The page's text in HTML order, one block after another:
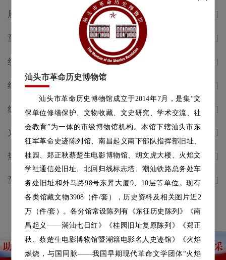
汕头市革命历史博物馆
汕头市革命历史博物馆成立于2014年7月，是集“文
保单位修缮保护、文物收藏、文史研究、学术交流、社
会教育”为一体的市级博物馆机构。本馆下辖汕头市东
征军革命史迹陈列馆、南昌起义南下部队指挥部旧址、
桂园、郑正秋蔡楚生电影博物馆、胡文虎大楼、火焰文
学社通信处旧址、北回归线标志塔、潮汕铁路总务处车
务处旧址和外马路98号东昇大厦9、10层等单位。现有
各类馆藏文物3908（件/套），历史资料及相关图片近2
万（件/套）。各分馆常设陈列有《东征历史陈列》《南
昌起义——潮汕七日红》《桂园旧址复原陈列》《郑正
秋、蔡楚生电影博物馆暨潮籍电影名人史迹馆》《火焰
燃烧，与国同脉——我国早期现代革命文学团体“火焰
革博“小小讲解员”考核活动精彩
回顾
展讯 | 纪念中国工农红军长征胜
利 九十周年专题展于8月1日开
幕
[2026-07-30]
童声述侨韵，志愿传薪火 | 汕头
革博“小小讲解员”培训顺利举办
[2026-07-17]
红歌致敬峥嵘岁月，红色地标唱
响时代礼赞｜省市主流媒体纷纷
点赞汕头革博这场红歌快闪活动
[2026-07-07]
红歌致敬峥嵘——庆祝中国共产
党成立105周年红色遗址唱红歌
快闪活动预告
[2026-07-03]
红歌致敬峥嵘——庆祝中国共产
党成立105周年红色遗址唱红歌
快闪活动预告
[2026-07-02]
光影颂百年 初心永向党 | 庆祝建
党105周年公益电影放映七月档
[2026-07-02]
热烈庆祝中国共产党成立105周
[2026-07-01]
童声述侨韵，志愿传薪火|汕头
革博2026年“小小讲解员”选拔
活动圆满落幕
[2026-06-18]
查看更多